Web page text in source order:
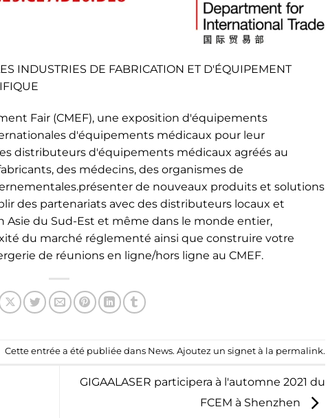
INDUSTRIES DE FABRICATION ET D'ÉQUIPEMENT
Fair (CMEF), une exposition d'équipements
d'équipements médicaux pour leur
distributeurs d'équipements médicaux agréés au
des médecins, des organismes de
de nouveaux produits et solutions
des partenariats avec des distributeurs locaux et
Asie du Sud-Est et même dans le monde entier,
du marché réglementé ainsi que construire votre
de réunions en ligne/hors ligne au CMEF.
Cette entrée a été publiée dans News. Ajoutez un signet à la permalink.
GIGAALASER participera à l'automne 2021 du
FCEM à Shenzhen